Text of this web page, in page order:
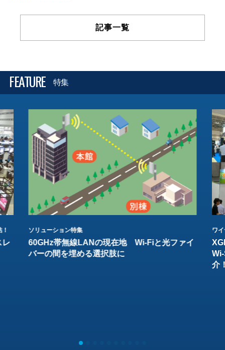
記事一覧
FEATURE 特集
レ
ソリューション特集
60GHz帯無線LANの現在地 Wi-Fiと光ファイ
バーの間を埋める選択肢に
ワ
介